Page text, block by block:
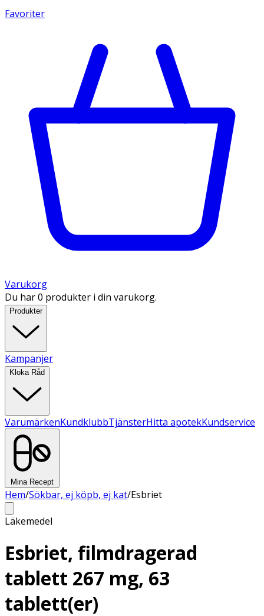
Favoriter
Varukorg
Du har 0 produkter i din varukorg.
Produkter
Kampanjer
Kloka Råd
VarumärkenKundklubbTjänsterHitta apotekKundservice
Mina Recept
Hem/Sökbar, ej köpb, ej kat/Esbriet
Läkemedel
Esbriet, filmdragerad
tablett 267 mg, 63
tablett(er)